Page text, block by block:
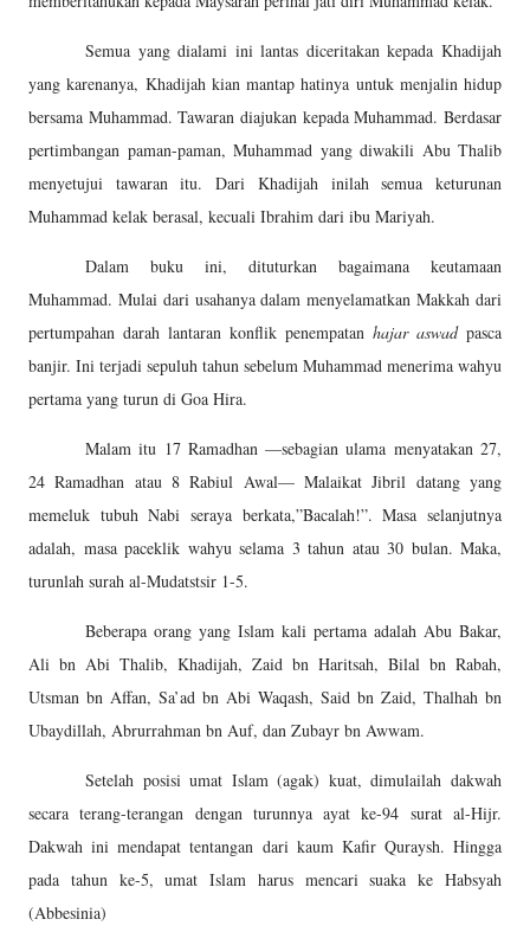
Semua yang dialami ini lantas diceritakan kepada Khadijah
yang karenanya, Khadijah kian mantap hatinya untuk menjalin hidup
bersama Muhammad. Tawaran diajukan kepada Muhammad. Berdasar
pertimbangan paman-paman, Muhammad yang diwakili Abu Thalib
menyetujui tawaran itu. Dari Khadijah inilah semua keturunan
Muhammad kelak berasal, kecuali Ibrahim dari ibu Mariyah.
Dalam buku ini, dituturkan bagaimana keutamaan
Muhammad. Mulai dari usahanya dalam menyelamatkan Makkah dari
pertumpahan darah lantaran konflik penempatan hajar aswad pasca
banjir. Ini terjadi sepuluh tahun sebelum Muhammad menerima wahyu
pertama yang turun di Goa Hira.
Malam itu 17 Ramadhan —sebagian ulama menyatakan 27,
24 Ramadhan atau 8 Rabiul Awal— Malaikat Jibril datang yang
memeluk tubuh Nabi seraya berkata,”Bacalah!”. Masa selanjutnya
adalah, masa paceklik wahyu selama 3 tahun atau 30 bulan. Maka,
turunlah surah al-Mudatstsir 1-5.
Beberapa orang yang Islam kali pertama adalah Abu Bakar,
Ali bn Abi Thalib, Khadijah, Zaid bn Haritsah, Bilal bn Rabah,
Utsman bn Affan, Sa’ad bn Abi Waqash, Said bn Zaid, Thalhah bn
Ubaydillah, Abrurrahman bn Auf, dan Zubayr bn Awwam.
Setelah posisi umat Islam (agak) kuat, dimulailah dakwah
secara terang-terangan dengan turunnya ayat ke-94 surat al-Hijr.
Dakwah ini mendapat tentangan dari kaum Kafir Quraysh. Hingga
pada tahun ke-5, umat Islam harus mencari suaka ke Habsyah
(Abbesinia)